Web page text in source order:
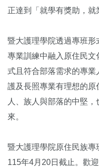
正達到「就學有獎助，就
暨大護理學院透過專班
專業訓練中融入原住民
式且符合部落需求的專
護及長照專業有理想的
人、族人與部落的中堅
來。
暨大護理學院原住民族專
115年4月 20日截止。歡